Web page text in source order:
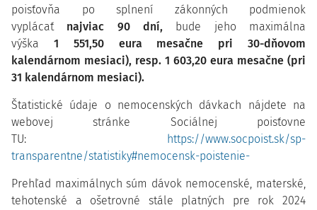
poisťovňa po splnení zákonných podmienok
vyplácať najviac 90 dní, bude jeho maximálna
výška 1 551,50 eura mesačne pri 30-dňovom
kalendárnom mesiaci), resp. 1 603,20 eura mesačne (pri
31 kalendárnom mesiaci).
Štatistické údaje o nemocenských dávkach nájdete na
webovej stránke Sociálnej poisťovne
TU: https://www.socpoist.sk/sp-
transparentne/statistiky#nemocensk-poistenie-
Prehľad maximálnych súm dávok nemocenské, materské,
tehotenské a ošetrovné stále platných pre rok 2024